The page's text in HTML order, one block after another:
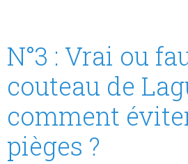
N°3 : Vrai ou
couteau de
comment
pièges ?